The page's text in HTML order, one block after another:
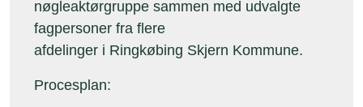
nøgleaktørgruppe sammen med udvalgte
fagpersoner fra flere
afdelinger i Ringkøbing Skjern Kommune.
Procesplan: